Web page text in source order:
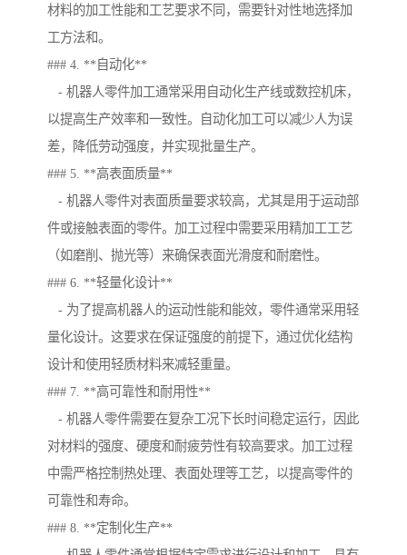
材料的加工性能和工艺要求不同，需要针对性地选择加
工方法和。
### 4. **自动化**
- 机器人零件加工通常采用自动化生产线或数控机床，
以提高生产效率和一致性。自动化加工可以减少人为误
差，降低劳动强度，并实现批量生产。
### 5. **高表面质量**
- 机器人零件对表面质量要求较高，尤其是用于运动部
件或接触表面的零件。加工过程中需要采用精加工工艺
（如磨削、抛光等）来确保表面光滑度和耐磨性。
### 6. **轻量化设计**
- 为了提高机器人的运动性能和能效，零件通常采用轻
量化设计。这要求在保证强度的前提下，通过优化结构
设计和使用轻质材料来减轻重量。
### 7. **高可靠性和耐用性**
- 机器人零件需要在复杂工况下长时间稳定运行，因此
对材料的强度、硬度和耐疲劳性有较高要求。加工过程
中需严格控制热处理、表面处理等工艺，以提高零件的
可靠性和寿命。
### 8. **定制化生产**